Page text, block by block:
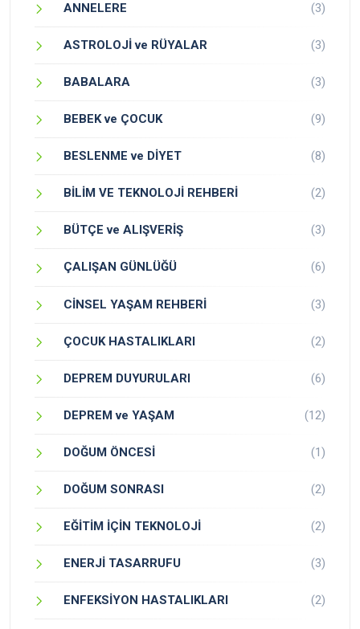
ANNELERE (3)
ASTROLOJİ ve RÜYALAR (3)
BABALARA (3)
BEBEK ve ÇOCUK (9)
BESLENME ve DİYET (8)
BİLİM VE TEKNOLOJİ REHBERİ (2)
BÜTÇE ve ALIŞVERİŞ (3)
ÇALIŞAN GÜNLÜĞÜ (6)
CİNSEL YAŞAM REHBERİ (3)
ÇOCUK HASTALIKLARI (2)
DEPREM DUYURULARI (6)
DEPREM ve YAŞAM (12)
DOĞUM ÖNCESİ (1)
DOĞUM SONRASI (2)
EĞİTİM İÇİN TEKNOLOJİ (2)
ENERJİ TASARRUFU (3)
ENFEKSİYON HASTALIKLARI (2)